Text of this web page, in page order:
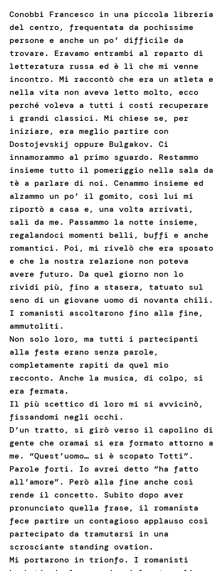
Conobbi Francesco in una piccola libreria
del centro, frequentata da pochissime
persone e anche un po’ difficile da
trovare. Eravamo entrambi al reparto di
letteratura russa ed è lì che mi venne
incontro. Mi raccontò che era un atleta e
nella vita non aveva letto molto, ecco
perché voleva a tutti i costi recuperare
i grandi classici. Mi chiese se, per
iniziare, era meglio partire con
Dostojevskij oppure Bulgakov. Ci
innamorammo al primo sguardo. Restammo
insieme tutto il pomeriggio nella sala da
tè a parlare di noi. Cenammo insieme ed
alzammo un po’ il gomito, così lui mi
riportò a casa e, una volta arrivati,
salì da me. Passammo la notte insieme,
regalandoci momenti belli, buffi e anche
romantici. Poi, mi rivelò che era sposato
e che la nostra relazione non poteva
avere futuro. Da quel giorno non lo
rividi più, fino a stasera, tatuato sul
seno di un giovane uomo di novanta chili.
I romanisti ascoltarono fino alla fine,
ammutoliti.
Non solo loro, ma tutti i partecipanti
alla festa erano senza parole,
completamente rapiti da quel mio
racconto. Anche la musica, di colpo, si
era fermata.
Il più scettico di loro mi si avvicinò,
fissandomi negli occhi.
D’un tratto, si girò verso il capolino di
gente che oramai si era formato attorno a
me. “Quest’uomo… si è scopato Totti”.
Parole forti. Io avrei detto “ha fatto
all’amore”. Però alla fine anche così
rende il concetto. Subito dopo aver
pronunciato quella frase, il romanista
fece partire un contagioso applauso così
partecipato da tramutarsi in una
scrosciante standing ovation.
Mi portarono in trionfo. I romanisti